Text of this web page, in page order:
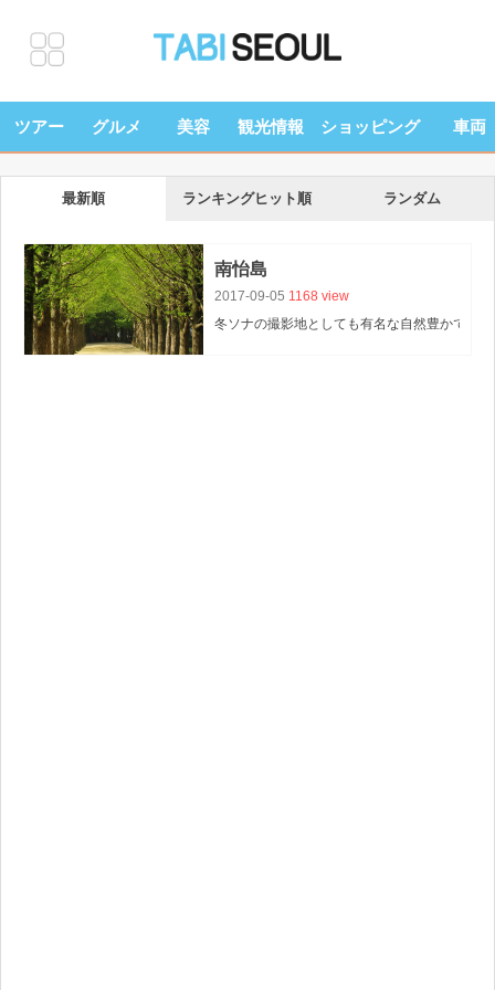
ツアー グルメ 美容 観光情報 ショッピング 車両
最新順 ランキングヒット順 ランダム
南怡島
2017-09-05 1168 view
冬ソナの撮影地としても有名な自然豊かでリ